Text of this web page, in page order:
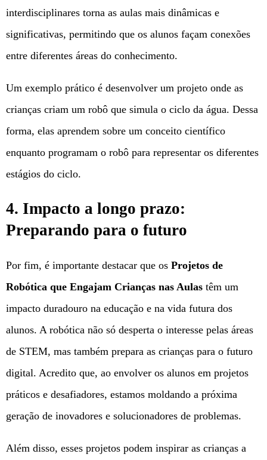
interdisciplinares torna as aulas mais dinâmicas e
significativas, permitindo que os alunos façam conexões
entre diferentes áreas do conhecimento.
Um exemplo prático é desenvolver um projeto onde as
crianças criam um robô que simula o ciclo da água. Dessa
forma, elas aprendem sobre um conceito científico
enquanto programam o robô para representar os diferentes
estágios do ciclo.
4. Impacto a longo prazo:
Preparando para o futuro
Por fim, é importante destacar que os Projetos de
Robótica que Engajam Crianças nas Aulas têm um
impacto duradouro na educação e na vida futura dos
alunos. A robótica não só desperta o interesse pelas áreas
de STEM, mas também prepara as crianças para o futuro
digital. Acredito que, ao envolver os alunos em projetos
práticos e desafiadores, estamos moldando a próxima
geração de inovadores e solucionadores de problemas.
Além disso, esses projetos podem inspirar as crianças a